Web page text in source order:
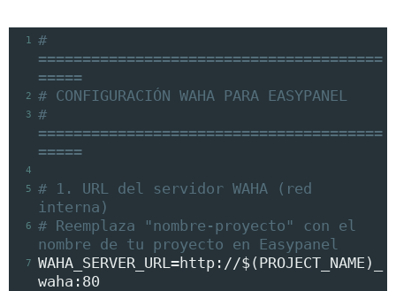
1 #
=======================================
=====
2 # CONFIGURACIÓN WAHA PARA EASYPANEL
3 #
=======================================
=====
4
5 # 1. URL del servidor WAHA (red
interna)
6 # Reemplaza "nombre-proyecto" con el
nombre de tu proyecto en Easypanel
7 WAHA_SERVER_URL =http://$(PROJECT_NAME)
waha:80